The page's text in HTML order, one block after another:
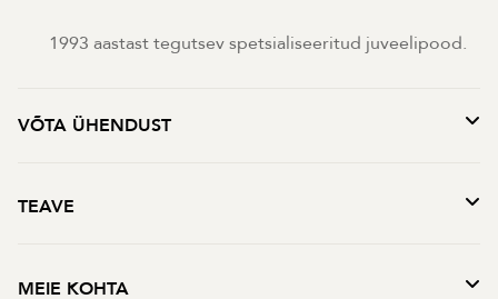
1993 aastast tegutsev spetsialiseeritud juveelipood.
VÕTA ÜHENDUST
TEAVE
MEIE KOHTA